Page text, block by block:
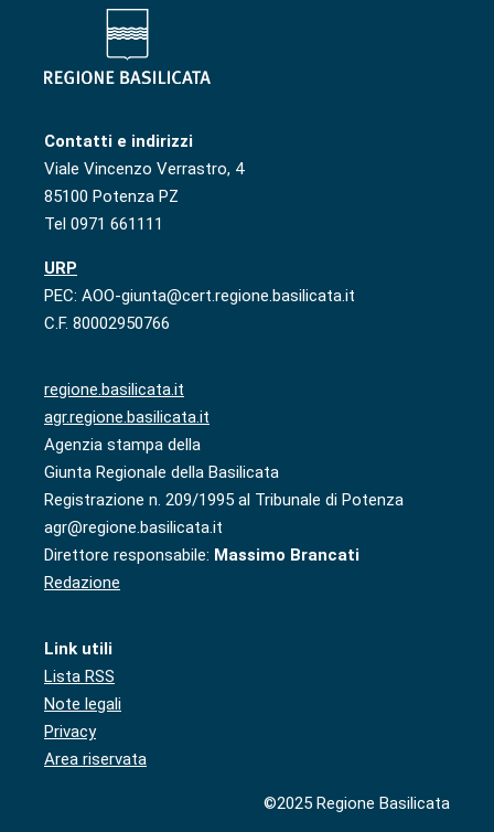
Contatti e indirizzi
Viale Vincenzo Verrastro, 4
85100 Potenza PZ
Tel 0971 661111
URP
PEC: AOO-giunta@cert.regione.basilicata.it
C.F. 80002950766
regione.basilicata.it
agr.regione.basilicata.it
Agenzia stampa della
Giunta Regionale della Basilicata
Registrazione n. 209/1995 al Tribunale di Potenza
agr@regione.basilicata.it
Direttore responsabile: Massimo Brancati
Redazione
Link utili
Lista RSS
Note legali
Privacy
Area riservata
©2025 Regione Basilicata